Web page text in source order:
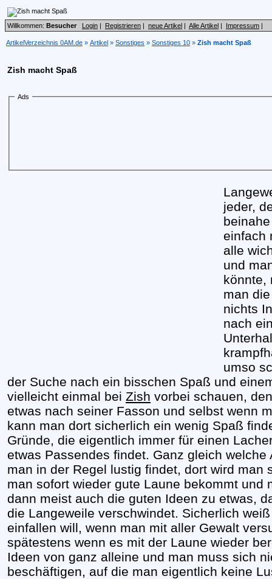
Willkommen: Besucher Login | Registrieren | neue Artikel | Alle Artikel | Impressum |
ArtikelVerzeichnis 0AM.de » Artikel » Sonstiges » Sonstiges 10 » Zish macht Spaß
Zish macht Spaß
Ads
jeder,
einfach
alle
und
könnte,
man
nichts
nach
umso
der Suche nach ein bisschen Spaß und
vielleicht einmal bei Zish vorbei schauen,
etwas nach seiner Fasson und selbst wenn
kann man dort sicherlich ein wenig Spaß
Gründe, die eigentlich immer für einen
etwas Passendes findet. Ganz gleich
man in der Regel lustig findet, dort wird man
man sofort wieder gute Laune bekommt und
dann meist auch die guten Ideen zu etwas,
die Langeweile verschwindet. Sicherlich
einfallen will, wenn man mit aller Gewalt
spätestens wenn es mit der Laune wieder
Ideen von ganz alleine und man muss sich
beschäftigen, auf die man eigentlich keine